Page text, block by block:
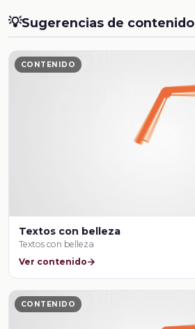
💡Sugerencias de contenido
CONTENIDO
Textos con belleza
Textos con belleza
Ver contenido
CONTENIDO